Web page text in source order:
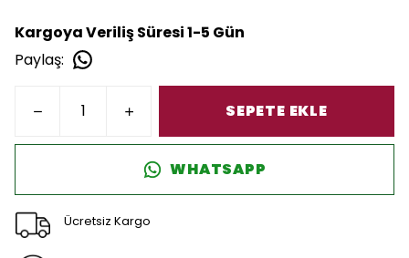
Kargoya Veriliş Süresi 1-5 Gün
Paylaş:
SEPETE EKLE
WHATSAPP
Ücretsiz Kargo